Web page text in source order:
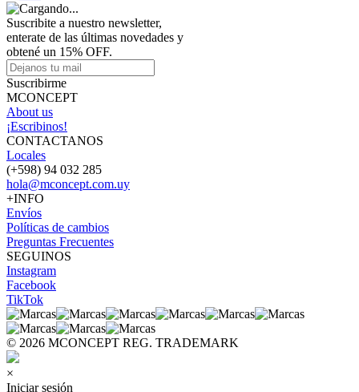
Suscribite a nuestro newsletter,
enterate de las últimas novedades y
obtené un 15% OFF.
Suscribirme
MCONCEPT
About us
¡Escribinos!
CONTACTANOS
Locales
(+598) 94 032 285
hola@mconcept.com.uy
+INFO
Envíos
Políticas de cambios
Preguntas Frecuentes
SEGUINOS
Instagram
Facebook
TikTok
© 2026 MCONCEPT REG. TRADEMARK
×
Iniciar sesión